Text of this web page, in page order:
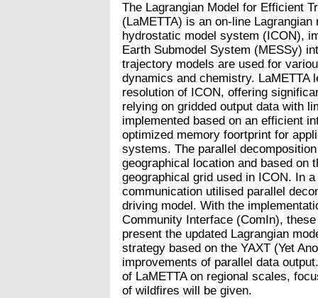
The Lagrangian Model for Efficient
(LaMETTA) is an on-line
hydrostatic model system (ICON),
Earth Submodel System (MESSy)
trajectory models are used for
dynamics and chemistry. LaMETTA
resolution of ICON, offering
relying on gridded output data with
implemented based on an efficient
optimized memory foortprint for
systems. The parallel
geographical location and based on
geographical grid used in ICON. In
communication utilised parallel
driving model. With the
Community Interface (ComIn),
present the updated Lagrangian
strategy based on the YAXT (Yet
improvements of parallel data
of LaMETTA on regional scales,
of wildfires will be given.